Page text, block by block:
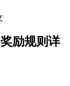
励规则详